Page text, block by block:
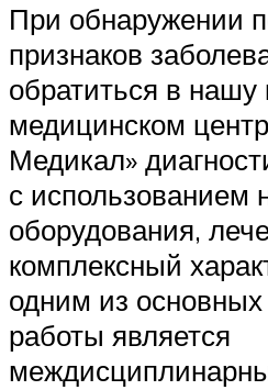
При обнаружении
признаков
обратиться в нашу
медицинском
Медикал»
с использованием
оборудования,
комплексный
одним из
работы является